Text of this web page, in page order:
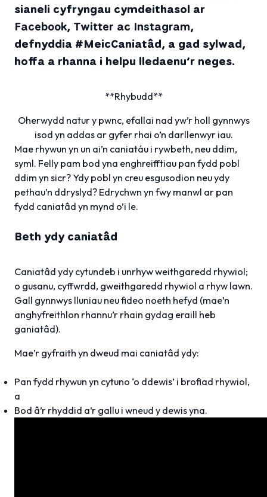
sianeli cyfryngau cymdeithasol ar
Facebook, Twitter ac Instagram,
defnyddia #MeicCaniatâd, a gad sylwad,
hoffa a rhanna i helpu lledaenu’r neges.
**Rhybudd**
Oherwydd natur y pwnc, efallai nad yw’r holl gynnwys
isod yn addas ar gyfer rhai o’n darllenwyr iau.
Mae rhywun yn un ai’n caniatáu i rywbeth, neu ddim,
syml. Felly pam bod yna enghreifftiau pan fydd pobl
ddim yn sicr? Ydy pobl yn creu esgusodion neu ydy
pethau’n ddryslyd? Edrychwn yn fwy manwl ar pan
fydd caniatâd yn mynd o’i le.
Beth ydy caniatâd
Caniatâd ydy cytundeb i unrhyw weithgaredd rhywiol;
o gusanu, cyffwrdd, gweithgaredd rhywiol a rhyw lawn.
Gall gynnwys lluniau neu fideo noeth hefyd (mae’n
anghyfreithlon rhannu’r rhain gydag eraill heb
ganiatâd).
Mae’r gyfraith yn dweud mai caniatâd ydy:
Pan fydd rhywun yn cytuno ‘o ddewis’ i brofiad rhywiol,
a
Bod â’r rhyddid a’r gallu i wneud y dewis yna.